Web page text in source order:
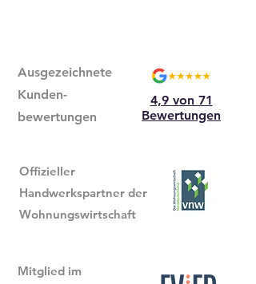
Ausgezeichnete
Kunden-
bewertungen
4,9 von 71
Bewertungen
Offizieller
Handwerkspartner der
Wohnungswirtschaft
Mitglied im